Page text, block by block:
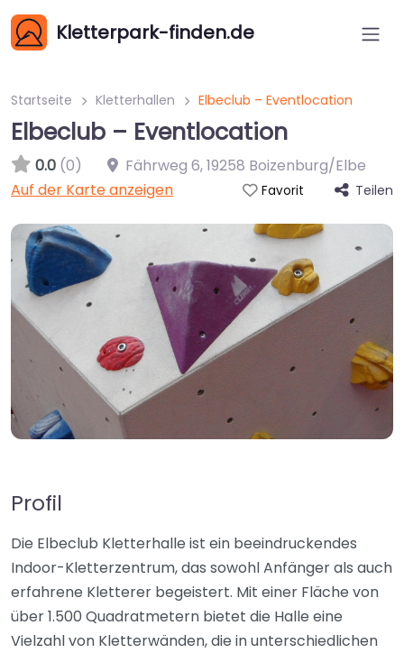
Kletterpark-finden.de
Startseite Kletterhallen Elbeclub – Eventlocation
Elbeclub – Eventlocation
0.0 (0) Fährweg 6,19258 Boizenburg/Elbe
Auf der Karte anzeigen
Favorit Teilen
Profil
Die Elbeclub Kletterhalle ist ein beeindruckendes
Indoor-Kletterzentrum, das sowohl Anfänger als auch
erfahrene Kletterer begeistert. Mit einer Fläche von
über 1.500 Quadratmetern bietet die Halle eine
Vielzahl von Kletterwänden, die in unterschiedlichen